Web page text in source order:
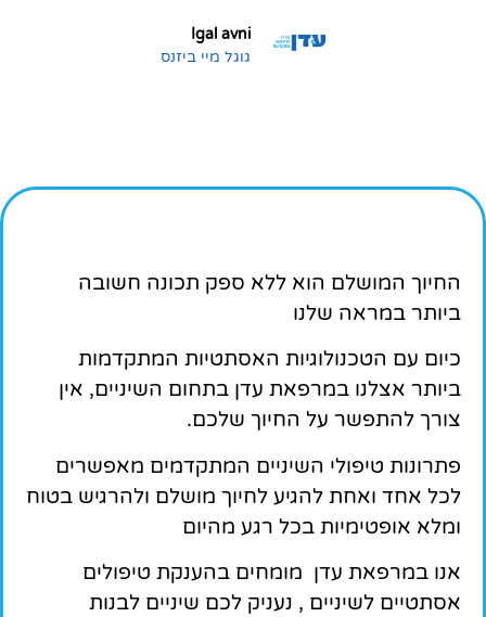
Igal avni
גוגל מיי ביזנס
החיוך המושלם הוא ללא ספק תכונה חשובה
ביותר במראה שלנו
כיום עם הטכנולוגיות האסתטיות המתקדמות
ביותר אצלנו במרפאת עדן בתחום השיניים, אין
צורך להתפשר על החיוך שלכם.
פתרונות טיפולי השיניים המתקדמים מאפשרים
לכל אחד ואחת להגיע לחיוך מושלם ולהרגיש בטוח
ומלא אופטימיות בכל רגע מהיום
אנו במרפאת עדן מומחים בהענקת טיפולים
אסתטיים לשיניים , נעניק לכם שיניים לבנות